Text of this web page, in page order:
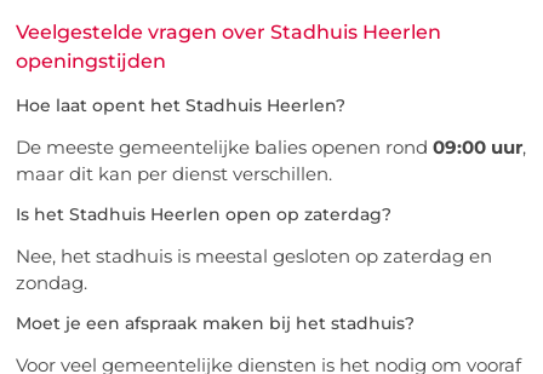
Veelgestelde vragen over Stadhuis Heerlen
openingstijden
Hoe laat opent het Stadhuis Heerlen?
De meeste gemeentelijke balies openen rond09:00 uur,
maar dit kan per dienst verschillen.
Is het Stadhuis Heerlen open op zaterdag?
Nee, het stadhuis is meestal gesloten op zaterdag en
zondag.
Moet je een afspraak maken bij het stadhuis?
Voor veel gemeentelijke diensten is het nodig om vooraf